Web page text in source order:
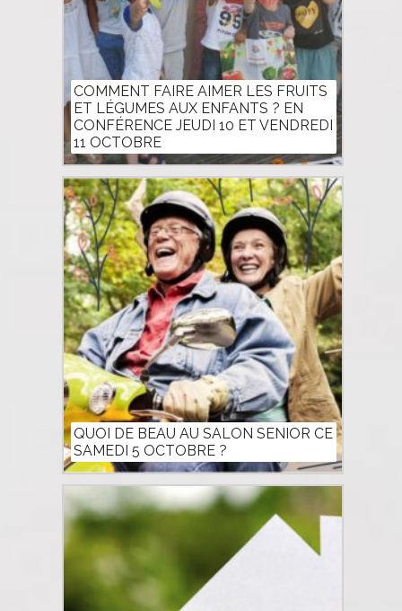
COMMENT FAIRE AIMER LES FRUITS
ET LÉGUMES AUX ENFANTS ? EN
CONFÉRENCE JEUDI 10 ET VENDREDI
11 OCTOBRE
QUOI DE BEAU AU SALON SENIOR CE
SAMEDI 5 OCTOBRE ?